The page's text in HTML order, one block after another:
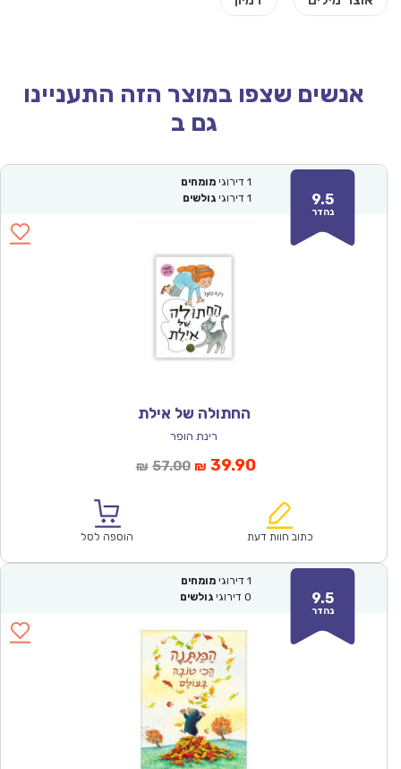
אנשים שצפו במוצר הזה התעניינו
גם ב
9.5
נהדר
1 דירוגי מומחים
1 דירוגי גולשים
החתולה של אילת
רינת הופר
₪ 57.00המחיר
₪57.00.
₪ 39.90המחיר
הוא:
כתוב חוות דעת הוספה לסל
9.5
נהדר
1 דירוגי מומחים
0 דירוגי גולשים